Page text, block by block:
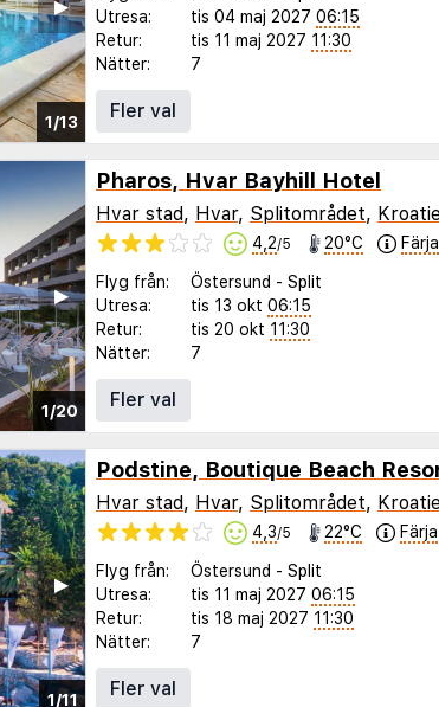
1/13
▶︎
Utresa:
tis 04 maj 2027 06:15
Retur:
tis 11 maj 2027 11:30
Nätter:
7
Fler val
1/20
▶︎
Pharos, Hvar Bayhill Hotel
Hvar stad, Hvar, Splitområdet,
4,2/5 20°C Färja
Flyg från: Östersund - Split
Utresa:
tis 13 okt 06:15
Retur:
tis 20 okt 11:30
Nätter:
7
Fler val
1/11
▶︎
Podstine, Boutique Beach
Hvar stad, Hvar, Splitområdet,
4,3/5 22°C Färja
Flyg från: Östersund - Split
Utresa:
tis 11 maj 2027 06:15
Retur:
tis 18 maj 2027 11:30
Nätter:
7
Fler val